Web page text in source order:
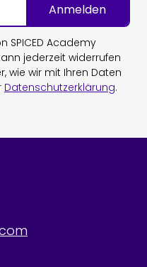
Anmelden
SPICED Academy
jederzeit widerrufen
wie wir mit Ihren Daten
Datenschutzerklärung.